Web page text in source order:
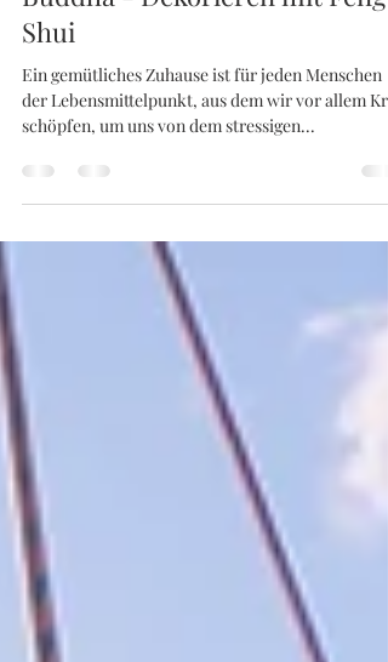
Anne Reeck
2. März 2016
Buddha - Dekorieren mit Feng
Shui
Ein gemütliches Zuhause ist für jeden Menschen
schöpfen, um uns von dem stressigen...